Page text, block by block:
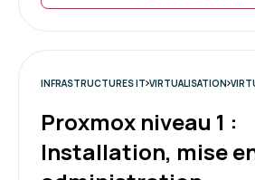
Dans l'ensemble, c'était une
contenue avec beaucoup
Formation : Docker - Créer et
conteneurs virtuels d'applications
INFRASTRUCTURES IT VIRTUALISATION
Proxmox niveau 1 :
Installation, mise